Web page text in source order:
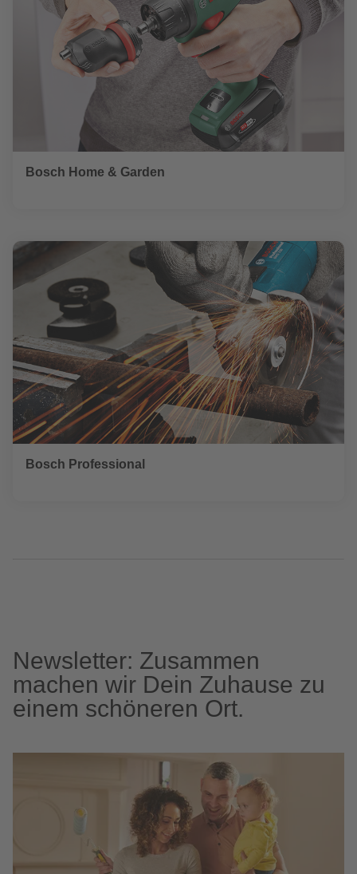
Bosch Home & Garden
Bosch Professional
Newsletter: Zusammen
machen wir Dein Zuhause zu
einem schöneren Ort.